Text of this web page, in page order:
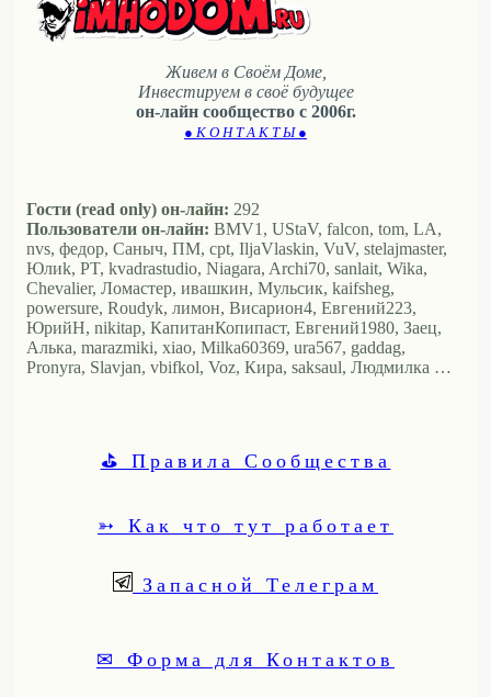
Живем в Своём Доме,
Инвестируем в своё будущее
он-лайн сообщество с 2006г.
● К О Н Т А К Т Ы ●
Гости (read only) он-лайн: 292
Пользователи он-лайн: BMV1, UStaV, falcon, tom, LA,
nvs, федор, Саныч, ПМ, cpt, IljaVlaskin, VuV, stelajmaster,
Юлиk, PT, kvadrastudio, Niagara, Archi70, sanlait, Wika,
Chevalier, Ломастер, ивашкин, Мульсик, kaifsheg,
powersure, Roudyk, лимон, Висариoн4, Евгений223,
ЮрийН, nikitap, КапитанКопипаст, Евгений1980, Заец,
Алька, marazmiki, xiao, Milka60369, ura567, gaddag,
Pronyra, Slavjan, vbifkol, Voz, Кира, saksaul, Людмилка …
⛳ Правила Сообщества
➳ Как что тут работает
Запасной Телеграм
✉ Форма для Контактов